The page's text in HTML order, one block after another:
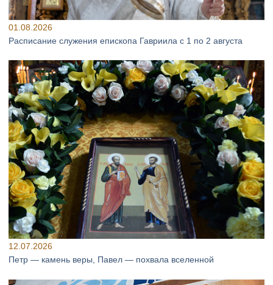
01.08.2026
Расписание служения епископа Гавриила с 1 по 2 августа
12.07.2026
Петр — камень веры, Павел — похвала вселенной